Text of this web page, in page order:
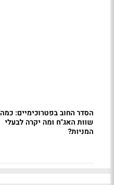
הסדר החוב בפטרוכימיים: כמה
שוות האג"ח ומה יקרה לבעלי
המניות?